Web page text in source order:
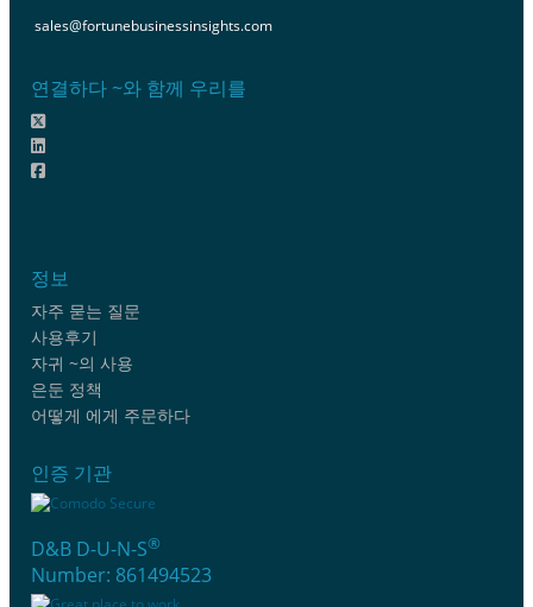
sales@fortunebusinessinsights.com
연결하다 ~와 함께 우리를
정보
자주 묻는 질문
사용후기
자귀 ~의 사용
은둔 정책
어떻게 에게 주문하다
인증 기관
D&B D-U-N-S®
Number: 861494523